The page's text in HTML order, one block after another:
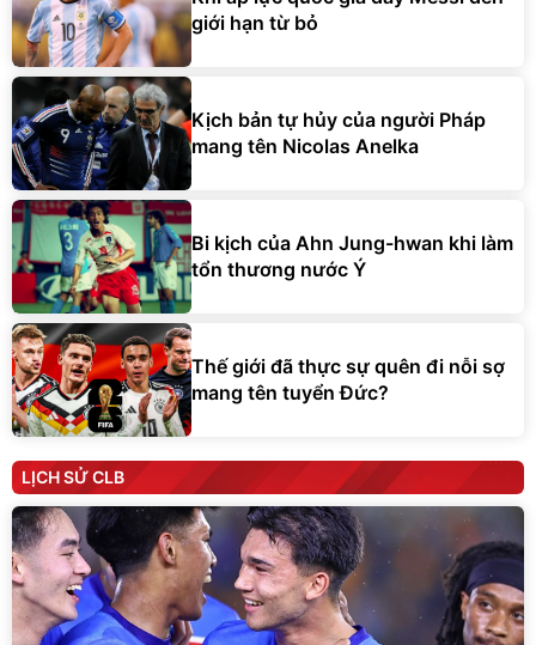
giới hạn từ bỏ
Kịch bản tự hủy của người Pháp
mang tên Nicolas Anelka
Bi kịch của Ahn Jung-hwan khi làm
tổn thương nước Ý
Thế giới đã thực sự quên đi nỗi sợ
mang tên tuyển Đức?
LỊCH SỬ CLB